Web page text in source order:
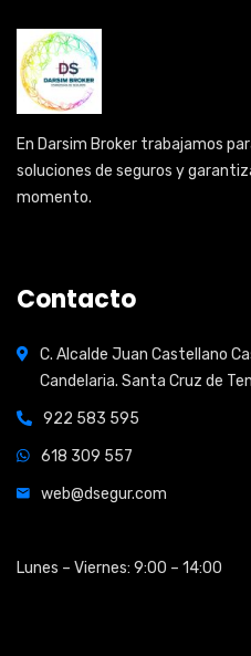
En Darsim Broker trabajamos
soluciones de seguros y
momento.
Contacto
C. Alcalde Juan Castellano
Candelaria. Santa Cruz de
922 583 595
618 309 557
web@dsegur.com
Lunes – Viernes: 9:00 – 14:00